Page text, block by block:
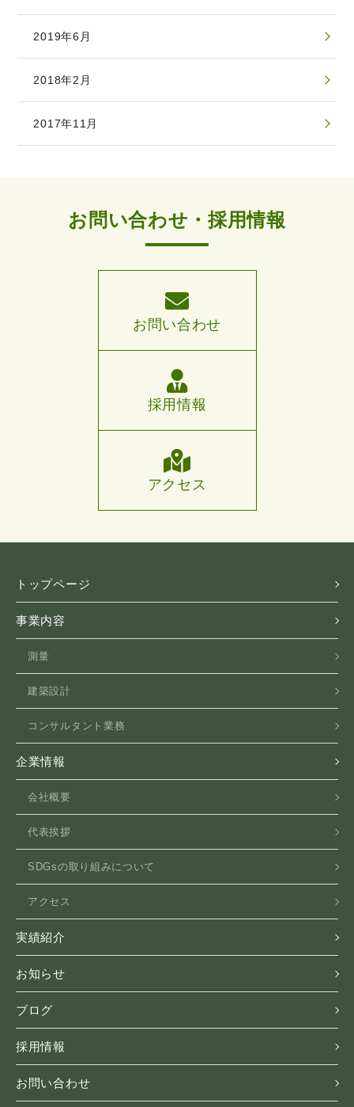
2019年6月
2018年2月
2017年11月
お問い合わせ・採用情報
お問い合わせ
採用情報
アクセス
トップページ
事業内容
測量
建築設計
コンサルタント業務
企業情報
会社概要
代表挨拶
SDGsの取り組みについて
アクセス
実績紹介
お知らせ
ブログ
採用情報
お問い合わせ